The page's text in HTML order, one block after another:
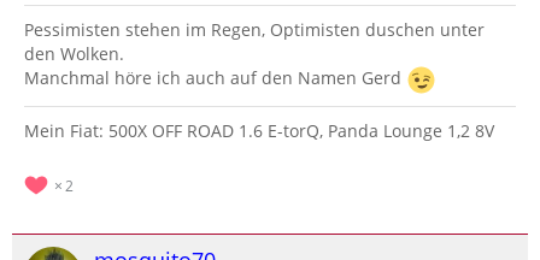
Pessimisten stehen im Regen, Optimisten duschen unter
den Wolken.
Manchmal höre ich auch auf den Namen Gerd
Mein Fiat: 500X OFF ROAD 1.6 E-torQ, Panda Lounge 1,2 8V
2